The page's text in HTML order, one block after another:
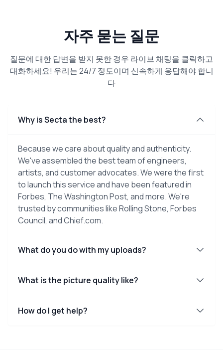
자주 묻는 질문
질문에 대한 답변을 받지 못한 경우 라이브 채팅을 클릭하고
대화하세요! 우리는 24/7 정도이며 신속하게 응답해야 합니
다
Why is Secta the best?
Because we care about quality and authenticity.
We've assembled the best team of engineers,
artists, and customer advocates. We were the first
to launch this service and have been featured in
Forbes, The Washington Post, and more. We're
trusted by communities like Rolling Stone, Forbes
Council, and Chief.com.
What do you do with my uploads?
What is the picture quality like?
How do I get help?